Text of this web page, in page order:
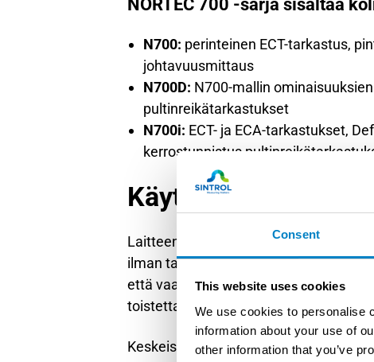
Consent
This website uses cookies
We use cookies to personalise
information about your use of
other information that you’ve
N700: perinteinen ECT-tarkastus,
johtavuusmittaus
N700D: N700-mallin
pultinreikätarkastukset
N700i: ECT- ja ECA-tarkastukset,
kerrostunnistus
Käyttötarkoitus
Laitteen tarkoituksena on havaita
ilman tarkastettavan kohteen
että vaativiin huolto- ja
toistettavia, dokumentoitavia ja
Keskeisiä tarkastustehtäviä ovat: